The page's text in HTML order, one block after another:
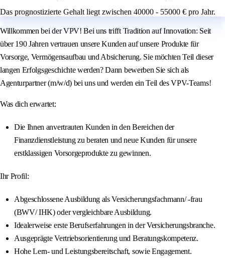
Das prognostizierte Gehalt liegt zwischen 40000 - 55000 € pro Jahr.
Willkommen bei der VPV! Bei uns trifft Tradition auf Innovation: Seit
über 190 Jahren vertrauen unsere Kunden auf unsere Produkte für
Vorsorge, Vermögensaufbau und Absicherung. Sie möchten Teil dieser
langen Erfolgsgeschichte werden? Dann bewerben Sie sich als
Agenturpartner (m/w/d) bei uns und werden ein Teil des VPV-Teams!
Was dich erwartet:
Die Ihnen anvertrauten Kunden in den Bereichen der
Finanzdienstleistung zu beraten und neue Kunden für unsere
erstklassigen Vorsorgeprodukte zu gewinnen.
Ihr Profil:
Abgeschlossene Ausbildung als Versicherungsfachmann/ -frau
(BWV/ IHK) oder vergleichbare Ausbildung.
Idealerweise erste Berufserfahrungen in der Versicherungsbranche.
Ausgeprägte Vertriebsorientierung und Beratungskompetenz.
Hohe Lern- und Leistungsbereitschaft, sowie Engagement.